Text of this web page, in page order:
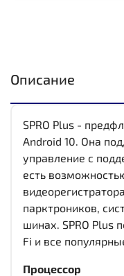
Описание
SPRO Plus -
Android 10. Она
управление с
есть
парктроников,
шинах. SPRO Plus
Fi и все
Процессор